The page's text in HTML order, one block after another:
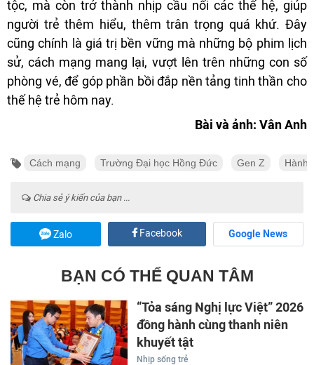
tộc, mà còn trở thành nhịp cầu nối các thế hệ, giúp
người trẻ thêm hiểu, thêm trân trọng quá khứ. Đây
cũng chính là giá trị bền vững mà những bộ phim lịch
sử, cách mạng mang lại, vượt lên trên những con số
phòng vé, để góp phần bồi đắp nền tảng tinh thần cho
thế hệ trẻ hôm nay.
Bài và ảnh: Vân Anh
Cách mạng Trường Đại học Hồng Đức Gen Z Hành
Chia sẻ ý kiến của bạn ...
Zalo Facebook Google News
BẠN CÓ THỂ QUAN TÂM
“Tỏa sáng Nghị lực Việt” 2026
đồng hành cùng thanh niên
khuyết tật
Nhịp sống trẻ